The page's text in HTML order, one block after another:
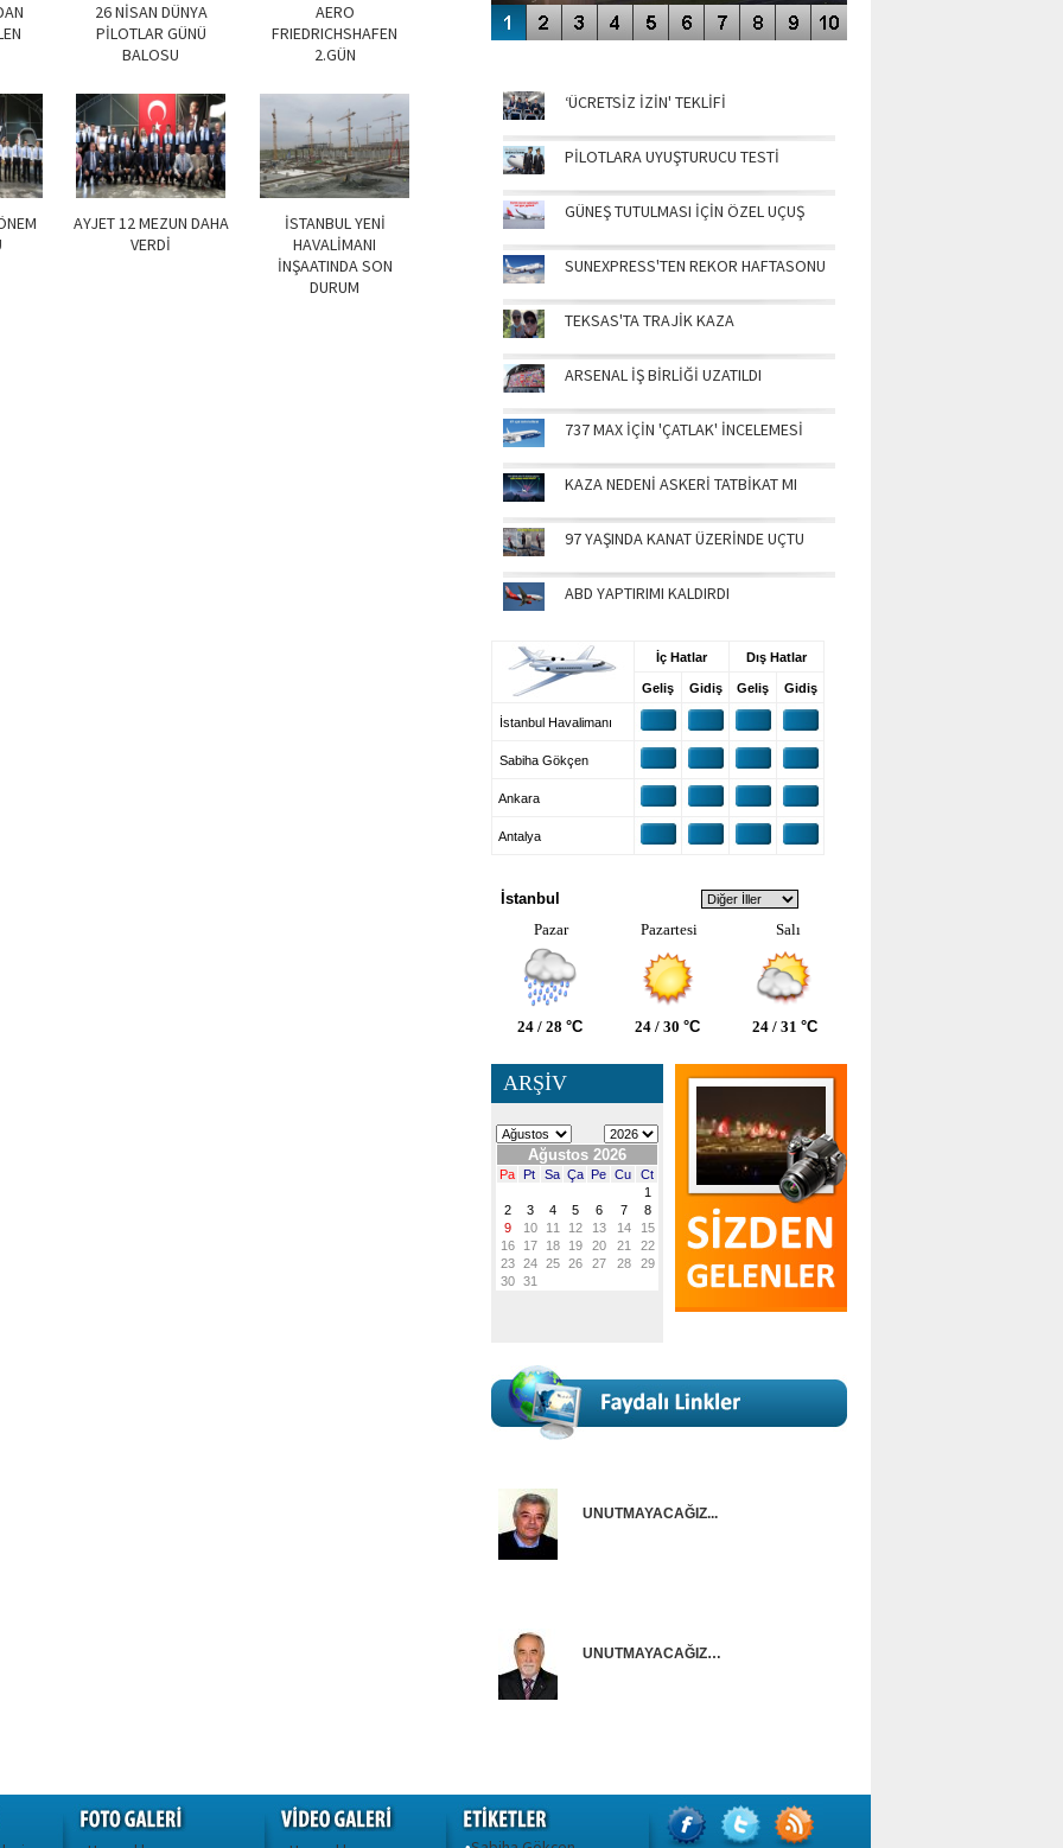
26 NİSAN DÜNYA
PİLOTLAR GÜNÜ
BALOSU
AERO
FRIEDRICHSHAFEN
2.GÜN
AYJET 12 MEZUN DAHA
VERDİ
İSTANBUL YENİ
HAVALİMANI
İNŞAATINDA SON
DURUM
‘ÜCRETSİZ İZİN' TEKLİFİ
PİLOTLARA UYUŞTURUCU TESTİ
GÜNEŞ TUTULMASI İÇİN ÖZEL UÇUŞ
SUNEXPRESS'TEN REKOR HAFTASONU
TEKSAS'TA TRAJİK KAZA
ARSENAL İŞ BİRLİĞİ UZATILDI
737 MAX İÇİN 'ÇATLAK' İNCELEMESİ
KAZA NEDENİ ASKERİ TATBİKAT MI
97 YAŞINDA KANAT ÜZERİNDE UÇTU
ABD YAPTIRIMI KALDIRDI
İç Hatlar Dış Hatlar
Geliş Gidiş Geliş Gidiş
İstanbul Havalimanı
Sabiha Gökçen
Ankara
Antalya
İstanbul
Pazar
Pazartesi Salı
24 / 28 °C 24 / 30 °C 24 / 31 °C
ARŞİV
UNUTMAYACAĞIZ...
UNUTMAYACAĞIZ…